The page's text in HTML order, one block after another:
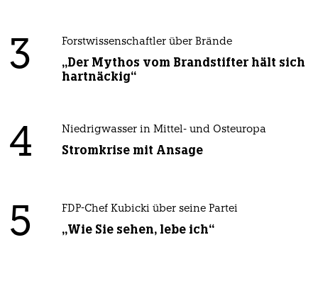
3 Forstwissenschaftler über Brände
„Der Mythos vom Brandstifter hält sich
hartnäckig“
4 Niedrigwasser in Mittel- und Osteuropa
Stromkrise mit Ansage
5 FDP-Chef Kubicki über seine Partei
„Wie Sie sehen, lebe ich“